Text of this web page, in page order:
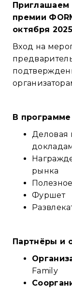
Приглашаем
премии
октября
Вход на
В
Деловая
рынка
Фуршет
Партнёры и
Family